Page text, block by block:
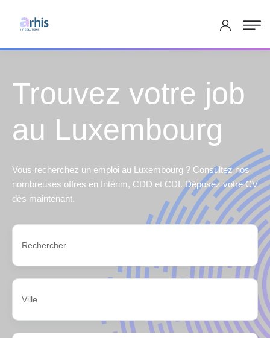
Trouvez votre job
au Luxembourg
Vous recherchez un emploi au Luxembourg ? Consultez nos
nombreuses offres en Intérim, CDD et CDI. Déposez votre CV
dès maintenant.